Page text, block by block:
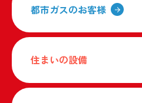
都市ガスのお客様
住まいの設備